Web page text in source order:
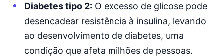
Diabetes tipo 2: O excesso de glicose pode
desencadear resistência à insulina, levando
ao desenvolvimento de diabetes, uma
condição que afeta milhões de pessoas.